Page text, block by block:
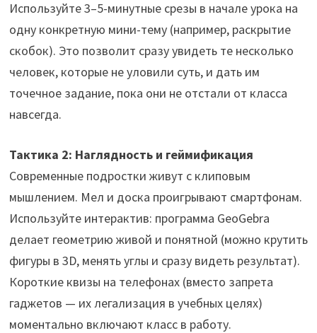
Используйте 3–5-минутные срезы в начале урока на
одну конкретную мини-тему (например, раскрытие
скобок). Это позволит сразу увидеть те несколько
человек, которые не уловили суть, и дать им
точечное задание, пока они не отстали от класса
навсегда.
Тактика 2: Наглядность и геймификация
Современные подростки живут с клиповым
мышлением. Мел и доска проигрывают смартфонам.
Используйте интерактив: программа GeoGebra
делает геометрию живой и понятной (можно крутить
фигуры в 3D, менять углы и сразу видеть результат).
Короткие квизы на телефонах (вместо запрета
гаджетов — их легализация в учебных целях)
моментально включают класс в работу.